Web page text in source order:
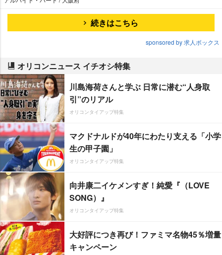
続きはこちら
sponsored by 求人ボックス
オリコンニュース イチオシ特集
川島海荷さんと学ぶ 日常に潜む“人身取
引”のリアル
オリコンタイアップ特集
マクドナルドが40年にわたり支える「小学
生の甲子園」
オリコンタイアップ特集
向井康二イケメンすぎ！純愛『（LOVE
SONG）』
オリコンタイアップ特集
大好評につき再び！ファミマ名物45％増量
キャンペーン